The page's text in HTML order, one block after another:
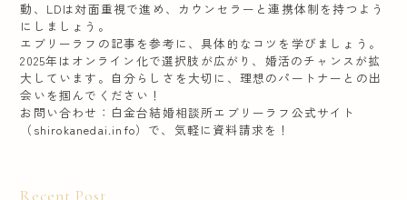
動、LDは対面重視で進め、カウンセラーと連携体制を持つよう
にしましょう。
エブリーラフの記事を参考に、具体的なコツを学びましょう。
2025年はオンライン化で選択肢が広がり、婚活のチャンスが拡
大しています。自分らしさを大切に、理想のパートナーとの出
会いを掴んでください！
お問い合わせ ：白金台結婚相談所エブリーラフ公式サイト
（ shirokanedai.info）で、気軽に資料請求を！